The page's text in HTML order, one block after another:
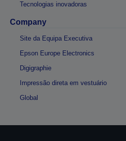
Tecnologias inovadoras
Company
Site da Equipa Executiva
Epson Europe Electronics
Digigraphie
Impressão direta em vestuário
Global